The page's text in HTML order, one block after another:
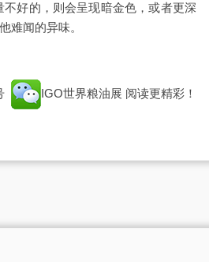
好的，则会呈现暗金色，或者更深
难闻的异味。
IGO世界粮油展 阅读更精彩！